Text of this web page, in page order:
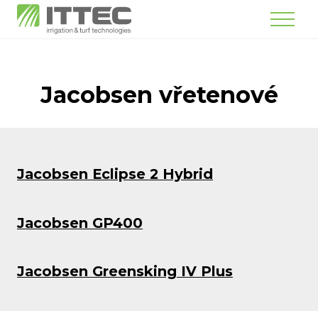
Menu
Jacobsen vřetenové
Jacobsen Eclipse 2 Hybrid
Jacobsen GP400
Jacobsen Greensking IV Plus